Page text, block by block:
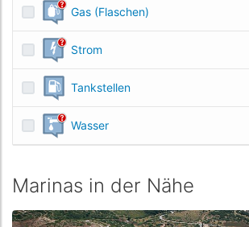
Gas (Flaschen)
Strom
Tankstellen
Wasser
Marinas in der Nähe